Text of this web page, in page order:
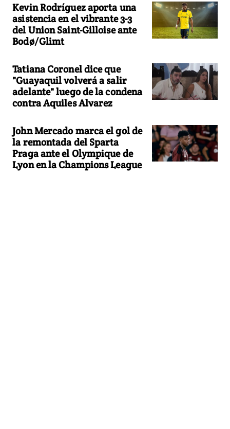
Kevin Rodríguez aporta una
asistencia en el vibrante 3-3
del Union Saint-Gilloise ante
Bodø/Glimt
Tatiana Coronel dice que
"Guayaquil volverá a salir
adelante" luego de la condena
contra Aquiles Alvarez
John Mercado marca el gol de
la remontada del Sparta
Praga ante el Olympique de
Lyon en la Champions League